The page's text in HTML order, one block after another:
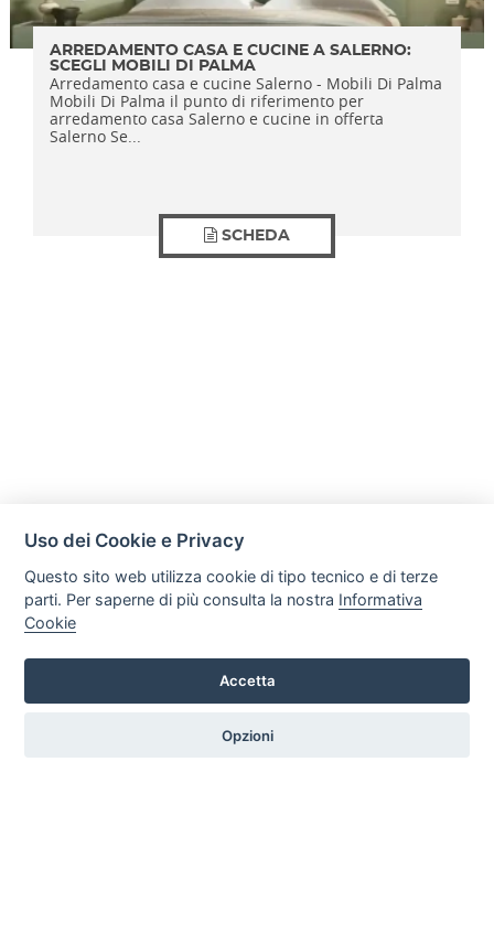
ARREDAMENTO CASA E CUCINE A SALERNO:
SCEGLI MOBILI DI PALMA
Arredamento casa e cucine Salerno - Mobili Di Palma
Mobili Di Palma il punto di riferimento per
arredamento casa Salerno e cucine in offerta
Salerno Se...
SCHEDA
Mobili Di Palma
Via di Ogliara 89, 84135, Salerno
Tel. +39 089281193 / +39 3358372617 Email:
Uso dei Cookie e Privacy
Questo sito web utilizza cookie di tipo tecnico e di terze
parti. Per saperne di più consulta la nostra Informativa
Cookie
Accetta
Opzioni